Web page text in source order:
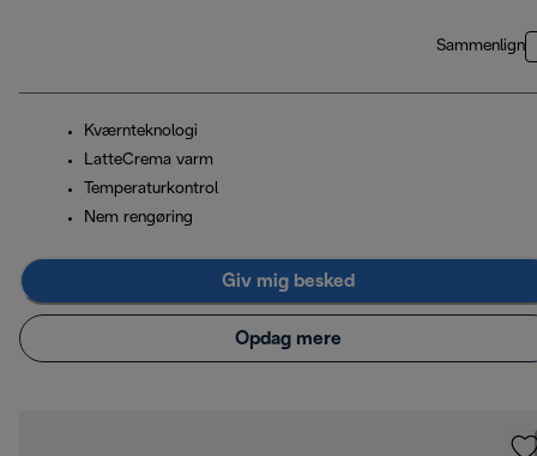
Sammenlign
Kværnteknologi
LatteCrema varm
Temperaturkontrol
Nem rengøring
Giv mig besked
Opdag mere